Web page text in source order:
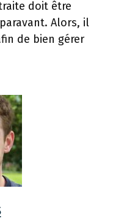
doit être
Alors, il
de bien gérer